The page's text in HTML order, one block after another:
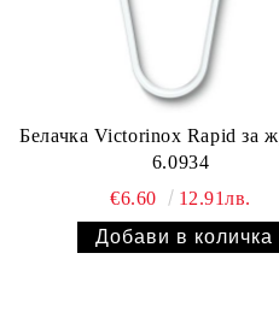
Белачка Victorinox Rapid за
6.0934
€6.60
12.91лв.